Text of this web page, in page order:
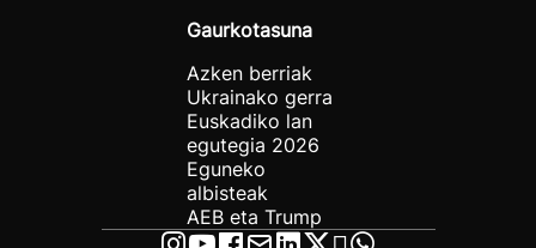
Gaurkotasuna
Azken berriak
Ukrainako gerra
Euskadiko lan
egutegia 2026
Eguneko
albisteak
AEB eta Trump